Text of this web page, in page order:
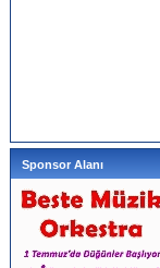
Sponsor Alanı